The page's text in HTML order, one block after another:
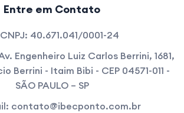
Entre em Contato
CNPJ: 40.671.041/0001-24
Engenheiro Luiz Carlos Berrini, 1681,
Berrini - Itaim Bibi - CEP 04571-011 -
SÃO PAULO – SP
contato@ibecponto.com.br